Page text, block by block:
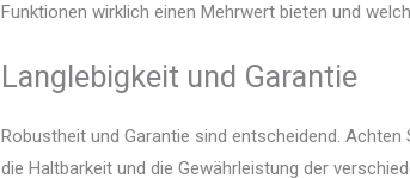
Funktionen wirklich einen Mehrwert bieten und
Langlebigkeit und Garantie
Robustheit und Garantie sind entscheidend.
die Haltbarkeit und die Gewährleistung der